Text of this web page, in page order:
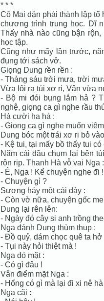
* * *
Cô Mai dặn phải thành lập tổ
chương trình trung học. Dĩ
Thấy nhà nào cũng bận
học tập.
Cũng như mấy lần trước,
đụng tới sách vở.
Giọng Dung rền rền :
- Tháng sáu trời mưa, trời
Vừa lôi ra túi xơ ri, Vân vừa
- Bộ mi đói bụng lắm hả ?
nghệ, giọng ca gì nghe rầu
Hà cười ha hả :
- Giọng ca gì nghe muốn
Dung bóc một trái xơ ri bỏ
- Kệ tui, tại mấy bồ thấy tui
Năm cái đầu chụm lại bên
rộn rịp. Thanh Hà vỗ vai Nga :
- Ê, Nga ! Kể chuyện nghe đi !
- Chuyện gì ?
Sương háy một cái dày :
- Còn vờ nữa, chuyện gốc
Dung lại rên lên:
- Ngày đó cây si anh trồng
Nga đánh Dung thùm thụp :
- Đồ quỷ, dám chọc quê ta hở
- Tụi này hỏi thiệt mà !
Nga đỏ mặt :
- Có gì đâu !
Vân điểm mặt Nga :
- Hổng có gì mà lại đi xi nê
Nga cãi :